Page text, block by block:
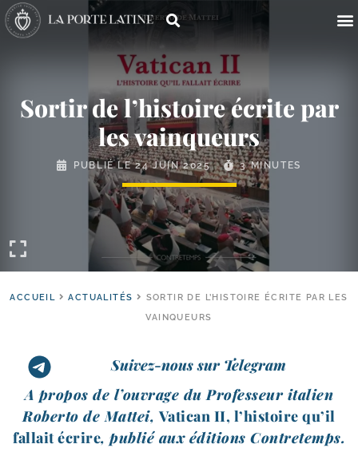
Sortir de l’histoire écrite par
les vainqueurs
PUBLIÉ LE24 JUIN 2025 3 MINUTES
ACCUEIL ACTUALITÉS
SORTIR DE L’HISTOIRE ÉCRITE PAR LES
VAINQUEURS
Suivez-nous sur Telegram
A pro­pos de l’ouvrage du Professeur ita­lien
Roberto de Mattei,Vatican II, l’histoire qu’il
fal­lait écrire, publié aux édi­tions Contretemps.